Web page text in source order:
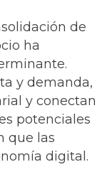
de
ha
y demanda,
y conectan
potenciales
que las
digital.